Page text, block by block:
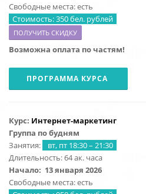
Свободные места: есть
Стоимость: 350 бел. рублей
ПОЛУЧИТЬ СКИДКУ
Возможна оплата по частям!
ПРОГРАММА КУРСА
Курс: Интернет-маркетинг
Группа по будням
Занятия:
вт, пт 18:30 – 21:30
Длительность: 64 ак. часа
Начало: 13 января 2026
Свободные места: есть